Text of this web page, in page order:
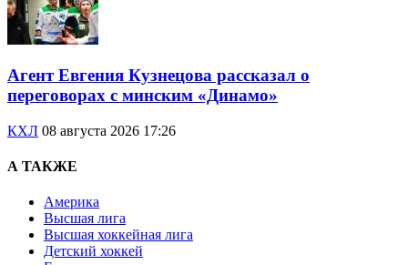
Агент Евгения Кузнецова рассказал о
переговорах с минским «Динамо»
КХЛ 08 августа 2026 17:26
А ТАКЖЕ
Америка
Высшая лига
Высшая хоккейная лига
Детский хоккей